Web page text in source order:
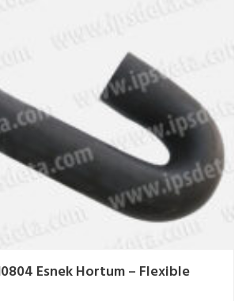
Esnek Hortum – Flexible